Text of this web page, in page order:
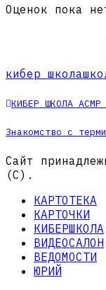
Оценок пока
кибер школа
КИБЕР ШКОЛА АСМР
Знакомство с
Сайт
(C).
КАРТОТЕКА
КАРТОЧКИ
КИБЕРШКОЛА
ВИДЕОСАЛОН
ВЕДОМОСТИ
ЮРИЙ